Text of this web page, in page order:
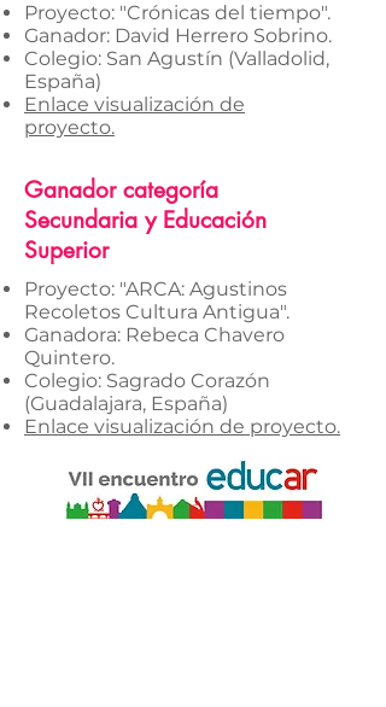
Proyecto: "Crónicas del tiempo".
Ganador: David Herrero Sobrino.
Colegio: San Agustín (Valladolid,
España)
Enlace visualización de
proyecto.
Ganador categoría
Secundaria y Educación
Superior
Proyecto: "ARCA: Agustinos
Recoletos Cultura Antigua".
Ganadora: Rebeca Chavero
Quintero.
Colegio: Sagrado Corazón
(Guadalajara, España)
Enlace visualización de proyecto.